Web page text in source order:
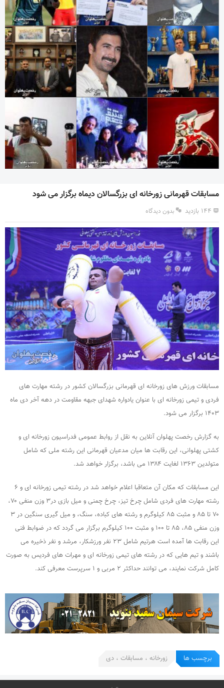
مسابقات قهرمانی زورخانه ای بزرگسالان دیماه برگزار می شود
۱۴۴ بازدید بدون دیدگاه
مسابقات ورزش های زورخانه ای قهرمانی بزرگسالان کشور در رشته مهارت های
فردی و تیمی زورخانه ای با عنوان یادواره شهدای جبهه مقاومت در دهه آخر دی ماه
۱۴۰۳ برگزار می شود.
به گزارش رخصت پهلوان آنلاین به نقل از روابط عمومی فدراسیون زورخانه ای و
کشتی پهلوانی، این رقابت ها میان مدعیان قهرمانی این رشته ملی که شامل
متولدین ۱۳۶۳ لغایت ۱۳۸۴ می باشد، برگزار خواهد شد.
این مسابقات که مکان آن متعاقبا اعلام خواهد شد در رشته تیمی زورخانه ای و ۶
رشته مهارت های فردی شامل چرخ تیز، چرخ چمنی و میل بازی در۳ وزن منفی ۷۰،
۷۰ تا ۸۵ و مثبت ۸۵ کیلوگرم و رشته های کباده، سنگ، و میل گیری سنگین در ۳
وزن منفی ۸۵، ۸۵ تا ۱۰۰ و مثبت ۱۰۰ کیلوگرم برگزار می گردد که در ضوابط فنی
این رقابت ها آمده است هرتیم شامل ۲۳ نفر ورزشکار، مرشد و نفر ذخیره می
باشند و تیم هایی که در رشته های تیمی زورخانه ای و مهرات های فردیس به صورت
کامل شرکت نمایند، می توانند حداکثر ۲ مربی و ۱ سرپرست معرفی کند.
برچسب ها زورخانه ، مسابقات ، دی